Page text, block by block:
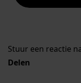
Stuur een reactie
Delen